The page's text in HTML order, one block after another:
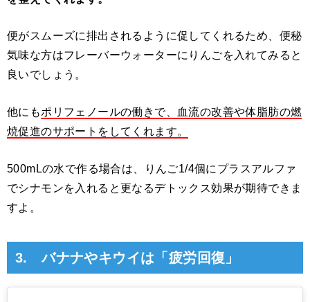
便がスムーズに排出されるように促してくれるため、便秘
気味な方はフレーバーウォーターにりんごを入れてみると
良いでしょう。
他にもポリフェノールの働きで、血流の改善や体脂肪の燃
焼促進のサポートをしてくれます。
500mLの水で作る場合は、りんご1/4個にプラスアルファ
でシナモンを入れると更なるデトックス効果が期待できま
すよ。
3. バナナやキウイは「疲労回復」